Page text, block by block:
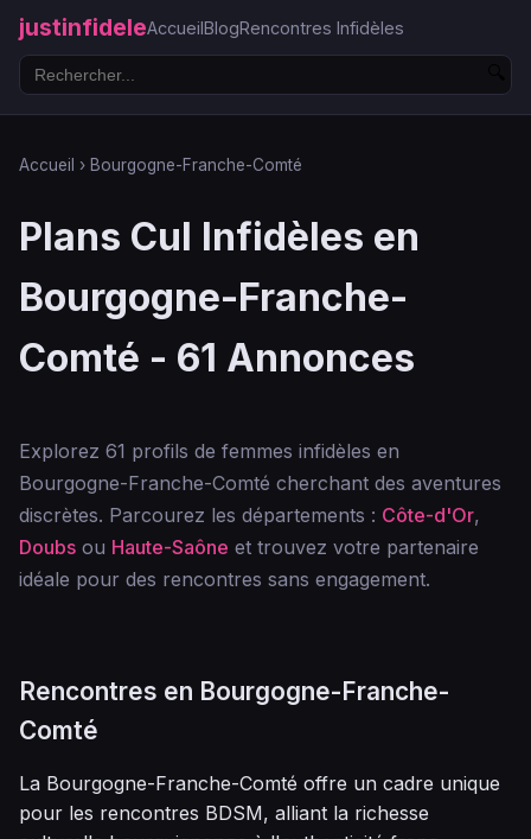
justinfideleAccueilBlogRencontres Infidèles
Accueil › Bourgogne-Franche-Comté
Plans Cul Infidèles en
Bourgogne-Franche-
Comté - 61 Annonces
Explorez 61 profils de femmes infidèles en
Bourgogne-Franche-Comté cherchant des aventures
discrètes. Parcourez les départements : Côte-d'Or,
Doubs ou Haute-Saône et trouvez votre partenaire
idéale pour des rencontres sans engagement.
Rencontres en Bourgogne-Franche-
Comté
La Bourgogne-Franche-Comté offre un cadre unique
pour les rencontres BDSM, alliant la richesse